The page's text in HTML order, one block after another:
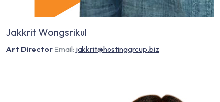
Jakkrit Wongsrikul
Art Director Email: jakkrit@hostinggroup.biz